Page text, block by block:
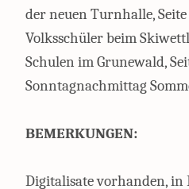
der neuen Turnhalle,
Volksschüler beim
Schulen im Grunewald,
Sonntagnachmittag
BEMERKUNGEN:
Digitalisate vorhanden,